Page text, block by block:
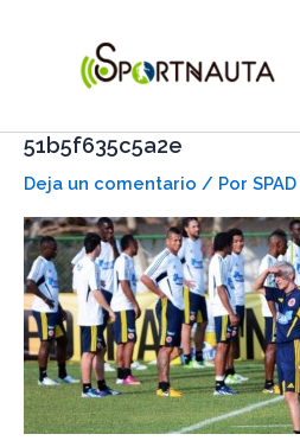
51b5f635c5a2e
Deja un comentario / Por SPAD